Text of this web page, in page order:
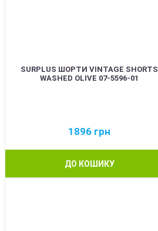
SURPLUS ШОРТИ VINTAGE SHORTS
WASHED OLIVE 07-5596-01
1896 грн
ДО КОШИКУ